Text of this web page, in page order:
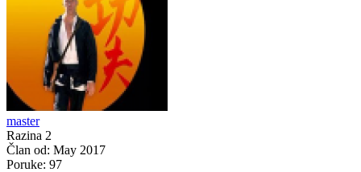
master
Razina 2
Član od: May 2017
Poruke: 97